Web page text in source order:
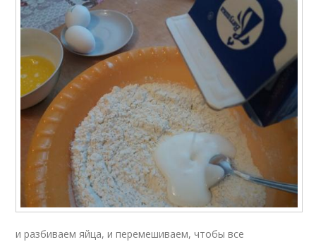
и разбиваем яйца, и перемешиваем, чтобы все